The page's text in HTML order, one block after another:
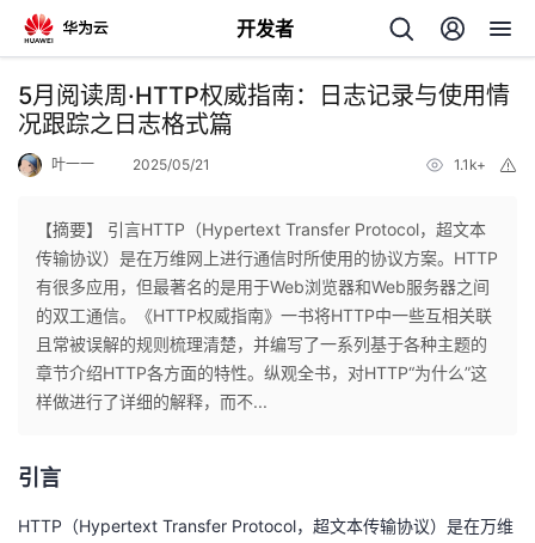
开发者
返
回
个
人
主
页
我
的
开
发
5月阅读周·HTTP权威指南：日志记录与使用情
况跟踪之日志格式篇
叶一一 2025/05/21 1.1k+
【摘要】 引言HTTP（Hypertext Transfer Protocol，超文本
传输协议）是在万维网上进行通信时所使用的协议方案。HTTP
有很多应用，但最著名的是用于Web浏览器和Web服务器之间
的双工通信。《HTTP权威指南》一书将HTTP中一些互相关联
且常被误解的规则梳理清楚，并编写了一系列基于各种主题的
章节介绍HTTP各方面的特性。纵观全书，对HTTP“为什么”这
样做进行了详细的解释，而不...
引言
HTTP（Hypertext Transfer Protocol，超文本传输协议）是在万维